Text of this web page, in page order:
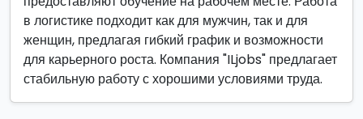
в логистике подходит как для мужчин, так и для
женщин, предлагая гибкий график и возможности
для карьерного роста. Компания "ILjobs" предлагает
стабильную работу с хорошими условиями труда.